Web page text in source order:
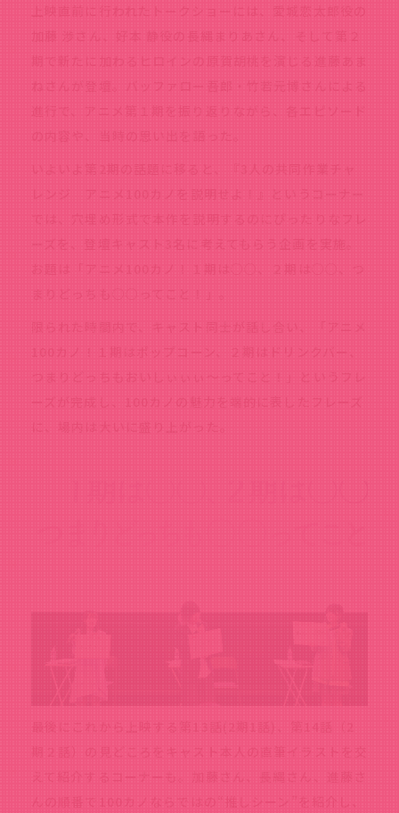
上映直前に行われたトークショーには、愛城恋太郎役の
加藤 渉さん、好本 静役の長縄まりあさん、そして第２
期で新たに加わるヒロインの原賀胡桃を演じる進藤あま
ねさんが登壇。バッファロー吾郎・竹若元博さんによる
進行で、アニメ第１期を振り返りながら、各エピソード
の内容や、当時の思い出を語った。
いよいよ第2期の話題に移ると、『3人の共同作業チャ
レンジ アニメ100カノを説明せよ！』というコーナー
では、穴埋め形式で本作を説明するのにぴったりなフレ
ーズを、登壇キャスト3名に考えてもらう企画を実施。
お題は「アニメ100カノ！１期は○○、２期は○○、つ
まりどっちも○○ってこと！」。
限られた時間内で、キャスト同士が話し合い、「アニメ
100カノ！１期はポップコーン、２期はドリンクバー、
つまりどっちもおいしぃぃぃ～ってこと！」というフレ
ーズが完成し、100カノの魅力を端的に表したフレーズ
に、場内は大いに盛り上がった。
最後にこれから上映する第13話(2期1話)、第14話（2
期２話）の見どころをキャスト本人の直筆イラストを交
えて紹介するコーナーも。加藤さん、長縄さん、進藤さ
んの順番で100カノならではの“推しシーン”を紹介し、